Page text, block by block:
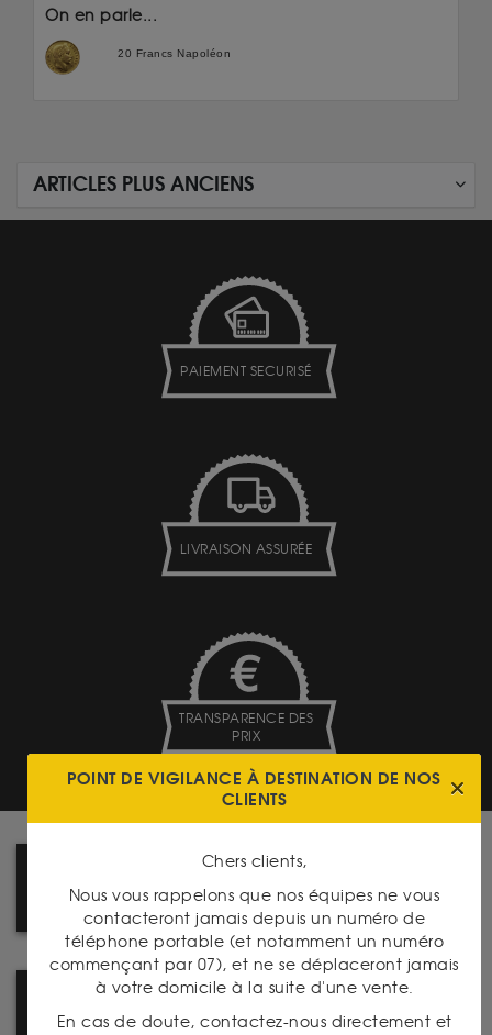
On en parle...
20 Francs Napoléon
ARTICLES PLUS ANCIENS
PAIEMENT SECURISÉ
LIVRAISON ASSURÉE
TRANSPARENCE DES
PRIX
DEVENEZ FRANCHISÉ
L'UNE DE NOS AGENCES
POINT DE VIGILANCE À DESTINATION DE NOS
CLIENTS
Chers clients,
Nous vous rappelons que nos équipes ne vous
contacteront jamais depuis un numéro de
téléphone portable (et notamment un numéro
commençant par 07), et ne se déplaceront jamais
à votre domicile à la suite d'une vente.
En cas de doute, contactez-nous directement et